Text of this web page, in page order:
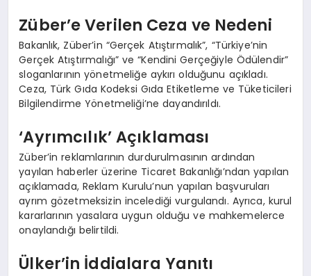
Züber’e Verilen Ceza ve Nedeni
Bakanlık, Züber’in “Gerçek Atıştırmalık”, “Türkiye’nin
Gerçek Atıştırmalığı” ve “Kendini Gerçeğiyle Ödülendir”
sloganlarının yönetmeliğe aykırı olduğunu açıkladı.
Ceza, Türk Gıda Kodeksi Gıda Etiketleme ve Tüketicileri
Bilgilendirme Yönetmeliği’ne dayandırıldı.
‘Ayrımcılık’ Açıklaması
Züber’in reklamlarının durdurulmasının ardından
yayılan haberler üzerine Ticaret Bakanlığı’ndan yapılan
açıklamada, Reklam Kurulu’nun yapılan başvuruları
ayrım gözetmeksizin incelediği vurgulandı. Ayrıca, kurul
kararlarının yasalara uygun olduğu ve mahkemelerce
onaylandığı belirtildi.
Ülker’in İddialara Yanıtı